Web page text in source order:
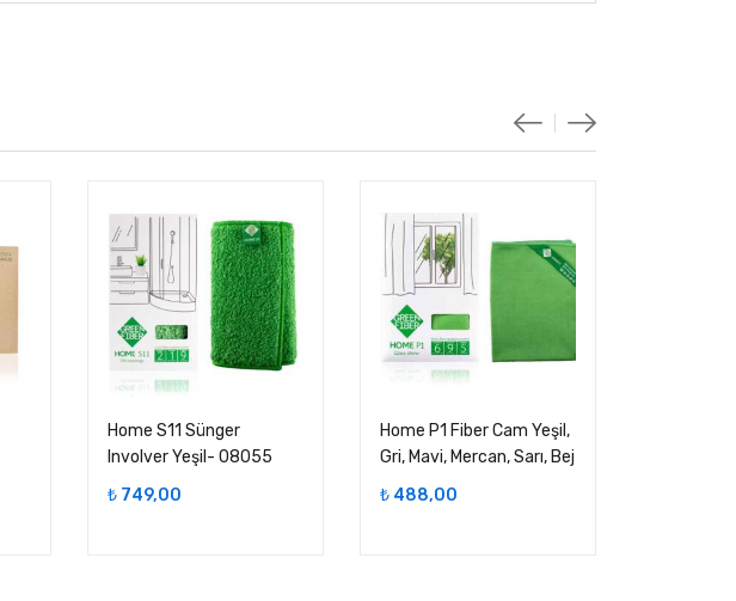
Home S11 Sünger
Involver Yeşil- 08055
₺ 749,00
Home P1 Fiber Cam Yeşil,
Gri, Mavi, Mercan, Sarı, Bej
₺ 488,00